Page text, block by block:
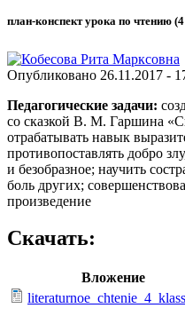
план-конспект урока по чтению
Опубликовано 26.11.2017 -
Педагогические задачи:
со сказкой В. М. Гаршина
отрабатывать навык
противопоставлять добро
и безобразное; научить
боль других;
произведение
Скачать:
Вложение